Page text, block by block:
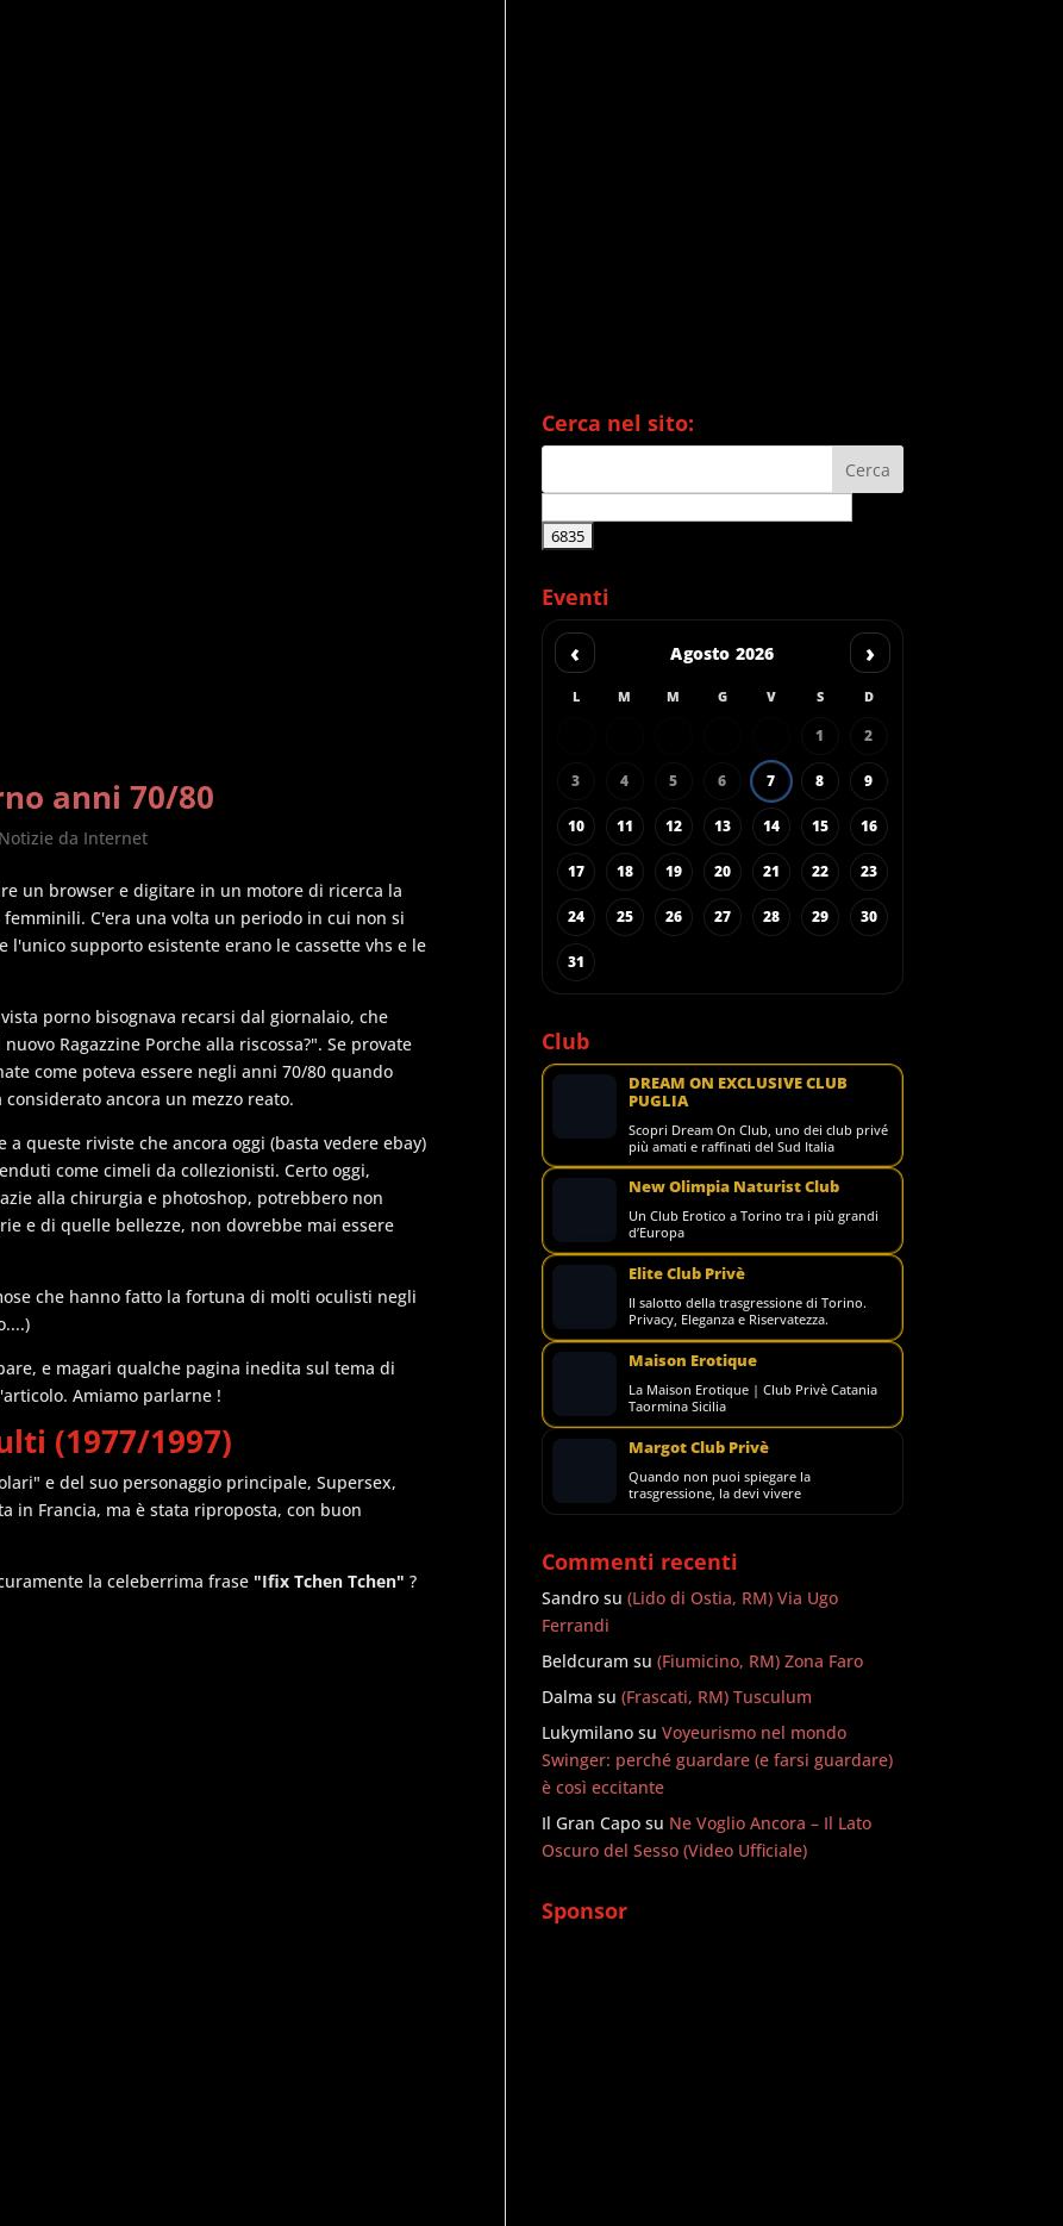
anni 70/80
Notizie da Internet
un browser e digitare in un motore di ricerca la
C'era una volta un periodo in cui non si
supporto esistente erano le cassette vhs e le
porno bisognava recarsi dal giornalaio, che
Ragazzine Porche alla riscossa?". Se provate
come poteva essere negli anni 70/80 quando
ancora un mezzo reato.
queste riviste che ancora oggi (basta vedere ebay)
come cimeli da collezionisti. Certo oggi,
alla chirurgia e photoshop, potrebbero non
e di quelle bellezze, non dovrebbe mai essere
che hanno fatto la fortuna di molti oculisti negli
e magari qualche pagina inedita sul tema di
Amiamo parlarne !
(1977/1997)
e del suo personaggio principale, Supersex,
in Francia, ma è stata riproposta, con buon
la celeberrima frase "Ifix Tchen Tchen" ?
Cerca nel sito:
Eventi
‹ Agosto 2026 ›
L M M G V S D
1 2
3 4 5 6 7 8 9
10 11 12 13 14 15 16
17 18 19 20 21 22 23
24 25 26 27 28 29 30
31
Club
DREAM ON EXCLUSIVE CLUB
PUGLIA
Scopri Dream On Club, uno dei club privé
più amati e raffinati del Sud Italia
New Olimpia Naturist Club
Un Club Erotico a Torino tra i più grandi
d’Europa
Elite Club Privè
Il salotto della trasgressione di Torino.
Privacy, Eleganza e Riservatezza.
Maison Erotique
La Maison Erotique | Club Privè Catania
Taormina Sicilia
Margot Club Privè
Quando non puoi spiegare la
trasgressione, la devi vivere
Commenti recenti
Sandro su(Lido di Ostia, RM) Via Ugo
Ferrandi
Beldcuram su(Fiumicino, RM) Zona Faro
Dalma su(Frascati, RM) Tusculum
Lukymilano suVoyeurismo nel mondo
Swinger: perché guardare (e farsi guardare)
è così eccitante
Il Gran Capo su Ne Voglio Ancora – Il Lato
Oscuro del Sesso (Video Ufficiale)
Sponsor